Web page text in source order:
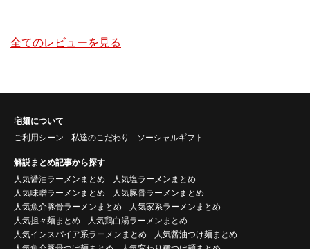
全てのレビューを見る
宅麺について
ご利用シーン
私達のこだわり ソーシャルギフト
解説まとめ記事から探す
人気醤油ラーメンまとめ
人気塩ラーメンまとめ
人気味噌ラーメンまとめ
人気豚骨ラーメンまとめ
人気魚介豚骨ラーメンまとめ
人気家系ラーメンまとめ
人気担々麺まとめ
人気鶏白湯ラーメンまとめ
人気インスパイア系ラーメンまとめ
人気醤油つけ麺まとめ